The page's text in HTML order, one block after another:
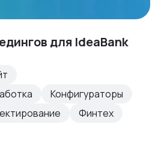
для IdeaBank
Конфигураторы
Финтех